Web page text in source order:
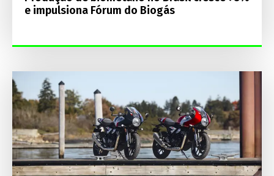
e impulsiona Fórum do Biogás